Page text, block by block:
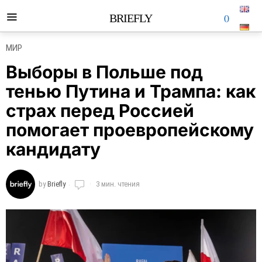
BRIEFLY 0
МИР
Выборы в Польше под
тенью Путина и Трампа: как
страх перед Россией
помогает проевропейскому
кандидату
byBriefly 3 мин. чтения